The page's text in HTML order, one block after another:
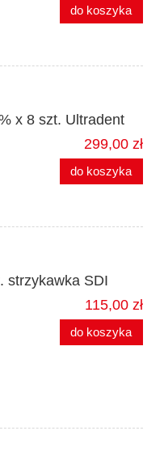
do koszyka
x 8 szt. Ultradent
299,00 zł
do koszyka
strzykawka SDI
115,00 zł
do koszyka